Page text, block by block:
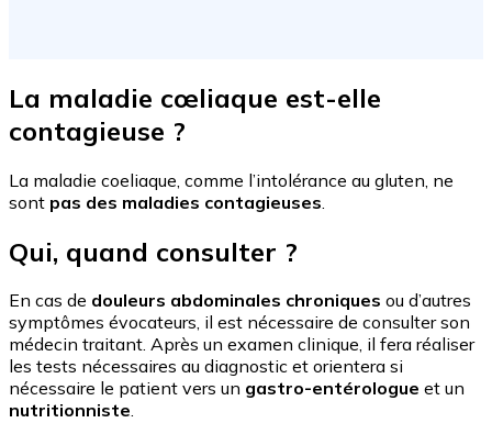
La maladie cœliaque est-elle
contagieuse ?
La maladie coeliaque, comme l’intolérance au gluten, ne
sont pas des maladies contagieuses
Qui, quand consulter ?
En cas de douleurs abdominales chroniques ou d’autres
symptômes évocateurs, il est nécessaire de consulter son
médecin traitant. Après un examen clinique, il fera réaliser
les tests nécessaires au diagnostic et orientera si
nécessaire le patient vers un gastro-entérologue et un
nutritionniste.